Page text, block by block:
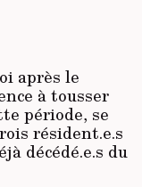
après le
à tousser
période, se
résident.e.s
décédé.e.s du